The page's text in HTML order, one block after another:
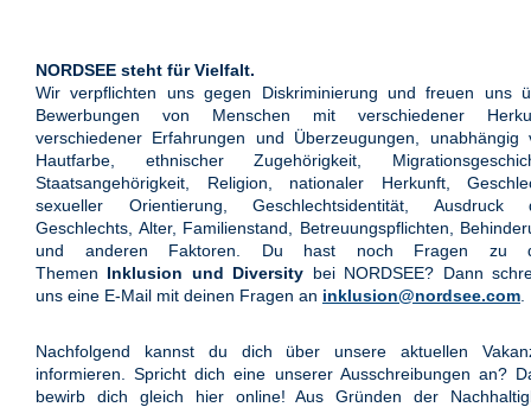
NORDSEE steht für Vielfalt.
Wir verpflichten uns gegen Diskriminierung und freuen uns
Bewerbungen von Menschen mit verschiedener
verschiedener Erfahrungen und Überzeugungen, unabhängig
Hautfarbe, ethnischer Zugehörigkeit,
Staatsangehörigkeit, Religion, nationaler Herkunft,
sexueller Orientierung, Geschlechtsidentität, Ausdruck
Geschlechts, Alter, Familienstand, Betreuungspflichten,
und anderen Faktoren. Du hast noch Fragen zu
Themen Inklusion und Diversity bei NORDSEE? Dann
uns eine E-Mail mit deinen Fragen an inklusion@nordsee.com
Nachfolgend kannst du dich über unsere aktuellen
informieren. Spricht dich eine unserer Ausschreibungen an?
bewirb dich gleich hier online! Aus Gründen der